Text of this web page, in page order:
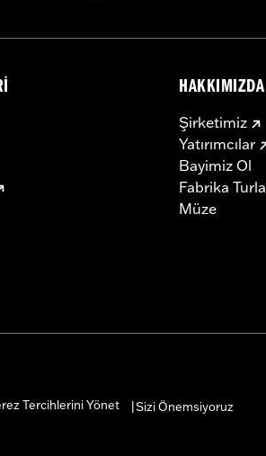
HAKKIMIZDA
Şirketimiz
Yatırımcılar
Bayimiz Ol
Fabrika
Müze
Tercihlerini Yönet Sizi Önemsiyoruz